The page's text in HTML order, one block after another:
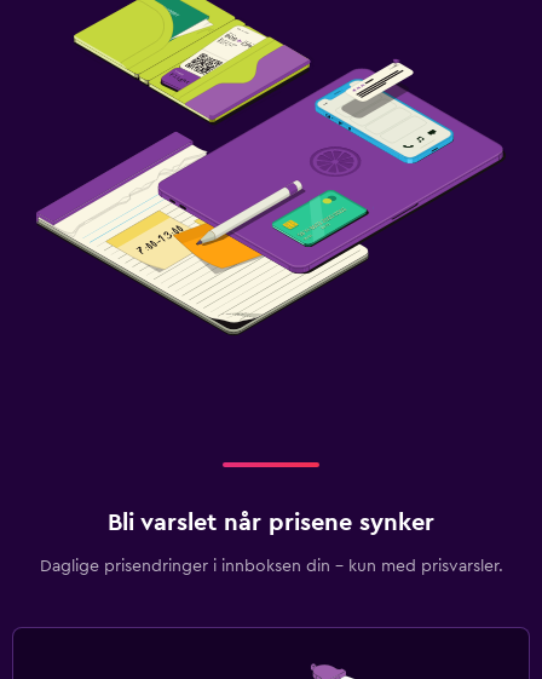
Bli varslet når prisene synker
Daglige prisendringer i innboksen din – kun med prisvarsler.